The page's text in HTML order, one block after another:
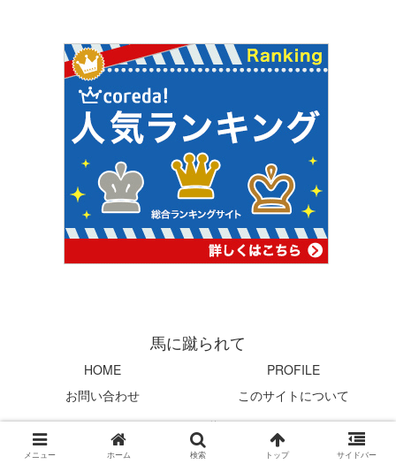
馬に蹴られて
HOME
PROFILE
お問い合わせ
このサイトについて
© 2004 馬に蹴られて.
メニュー ホーム 検索 トップ サイドバー